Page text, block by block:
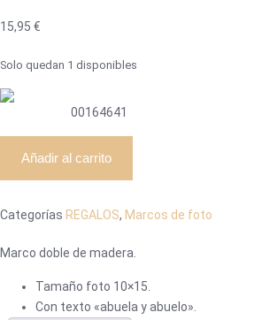
15,95 €
Solo quedan 1 disponibles
00164641
Abuelos
cantidad
Añadir al carrito
Categorías REGALOS, Marcos de foto
Marco doble de madera.
Tamaño foto 10×15.
Con texto «abuela y abuelo».